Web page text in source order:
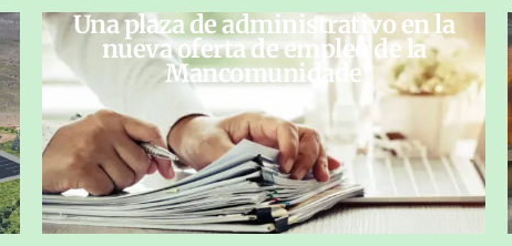
Una plaza de administrativo en la
nueva oferta de empleo de la
Mancomunidade